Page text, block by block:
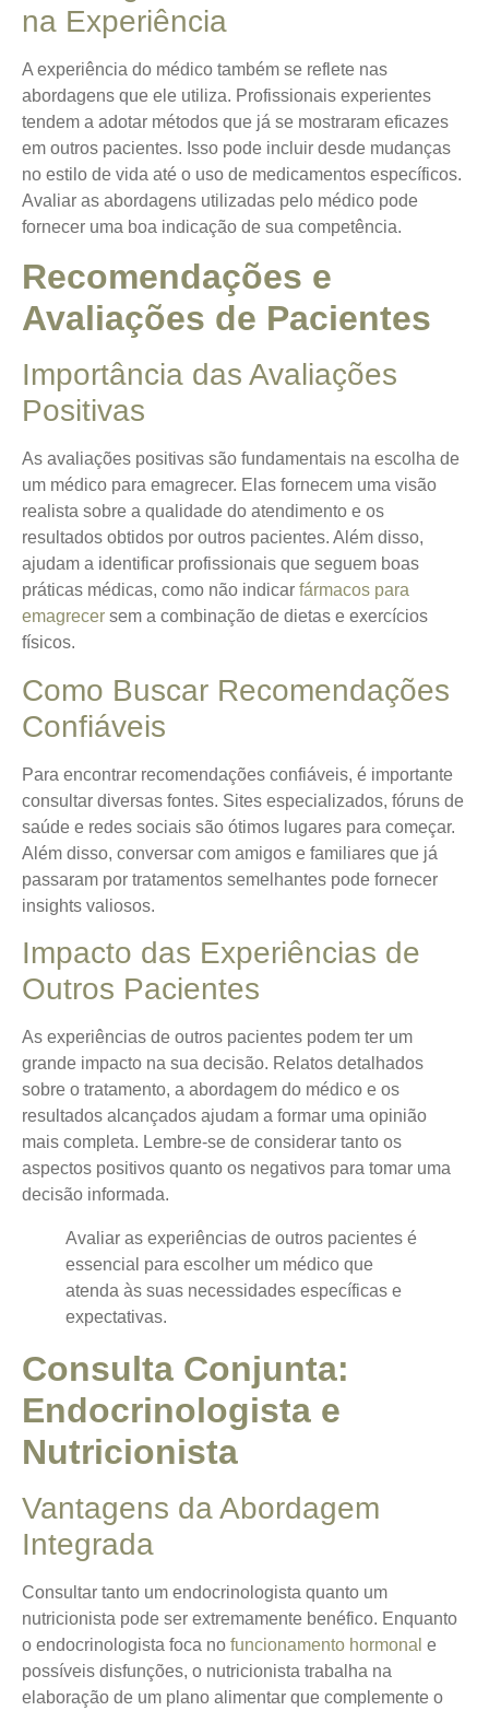
na Experiência
A experiência do médico também se reflete nas
abordagens que ele utiliza. Profissionais experientes
tendem a adotar métodos que já se mostraram eficazes
em outros pacientes. Isso pode incluir desde mudanças
no estilo de vida até o uso de medicamentos específicos.
Avaliar as abordagens utilizadas pelo médico pode
fornecer uma boa indicação de sua competência.
Recomendações e
Avaliações de Pacientes
Importância das Avaliações
Positivas
As avaliações positivas são fundamentais na escolha de
um médico para emagrecer. Elas fornecem uma visão
realista sobre a qualidade do atendimento e os
resultados obtidos por outros pacientes. Além disso,
ajudam a identificar profissionais que seguem boas
práticas médicas, como não indicar fármacos para
emagrecer sem a combinação de dietas e exercícios
físicos.
Como Buscar Recomendações
Confiáveis
Para encontrar recomendações confiáveis, é importante
consultar diversas fontes. Sites especializados, fóruns de
saúde e redes sociais são ótimos lugares para começar.
Além disso, conversar com amigos e familiares que já
passaram por tratamentos semelhantes pode fornecer
insights valiosos.
Impacto das Experiências de
Outros Pacientes
As experiências de outros pacientes podem ter um
grande impacto na sua decisão. Relatos detalhados
sobre o tratamento, a abordagem do médico e os
resultados alcançados ajudam a formar uma opinião
mais completa. Lembre-se de considerar tanto os
aspectos positivos quanto os negativos para tomar uma
decisão informada.
Avaliar as experiências de outros pacientes é
essencial para escolher um médico que
atenda às suas necessidades específicas e
expectativas.
Consulta Conjunta:
Endocrinologista e
Nutricionista
Vantagens da Abordagem
Integrada
Consultar tanto um endocrinologista quanto um
nutricionista pode ser extremamente benéfico. Enquanto
o endocrinologista foca no funcionamento hormonal e
possíveis disfunções, o nutricionista trabalha na
elaboração de um plano alimentar que complemente o